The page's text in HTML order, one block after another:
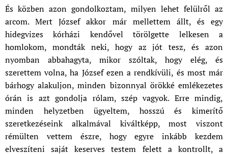
És közben azon gondolkoztam, milyen lehet felülről az
arcom. Mert József akkor már mellettem állt, és egy
hidegvizes kórházi kendővel törölgette lelkesen a
homlokom, mondták neki, hogy az jót tesz, és azon
nyomban abbahagyta, mikor szóltak, hogy elég, és
szerettem volna, ha József ezen a rendkívüli, és most már
bárhogy alakuljon, minden bizonnyal örökké emlékezetes
órán is azt gondolja rólam, szép vagyok. Erre mindig,
minden helyzetben ügyeltem, hosszú és kimerítő
szeretkezéseink alkalmával kiváltképp, most viszont
rémülten vettem észre, hogy egyre inkább kezdem
elveszíteni saját keserves testem felett a kontrollt, a